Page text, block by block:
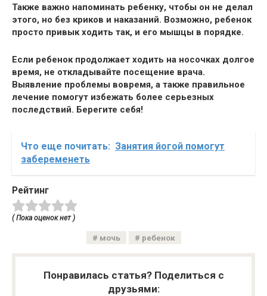
Также важно напоминать ребенку, чтобы он не делал
этого, но без криков и наказаний. Возможно, ребенок
просто привык ходить так, и его мышцы в порядке.
Если ребенок продолжает ходить на носочках долгое
время, не откладывайте посещение врача.
Выявление проблемы вовремя, а также правильное
лечение помогут избежать более серьезных
последствий. Берегите себя!
Что еще почитать: Занятия йогой помогут
забеременеть
Рейтинг
( Пока оценок нет )
мочь ребенок
Понравилась статья? Поделиться с
друзьями: